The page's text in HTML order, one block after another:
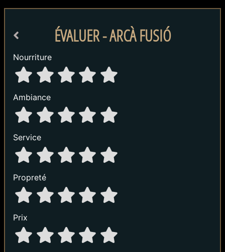
ÉVALUER - ARCÀ FUSIÓ
Nourriture
Ambiance
Service
Propreté
Prix